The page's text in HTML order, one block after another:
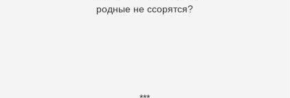
родные не ссорятся?